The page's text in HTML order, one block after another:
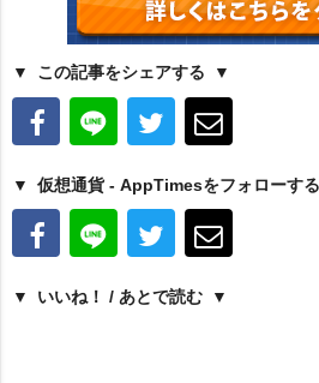
この記事をシェアする
仮想通貨 - AppTimesをフォローする
いいね！ / あとで読む